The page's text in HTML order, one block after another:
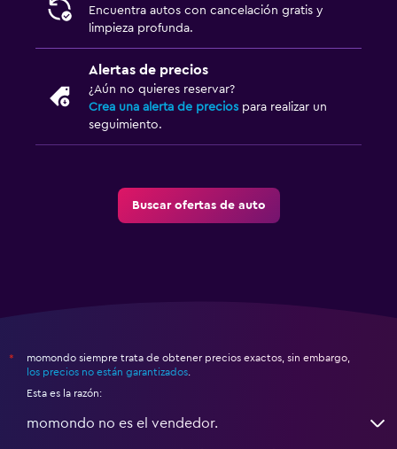
Encuentra autos con cancelación gratis y
limpieza profunda.
Alertas de precios
¿Aún no quieres reservar?
Crea una alerta de precios para realizar un
seguimiento.
Buscar ofertas de auto
*
momondo siempre trata de obtener precios exactos, sin embargo,
los precios no están garantizados.
Esta es la razón:
momondo no es el vendedor.